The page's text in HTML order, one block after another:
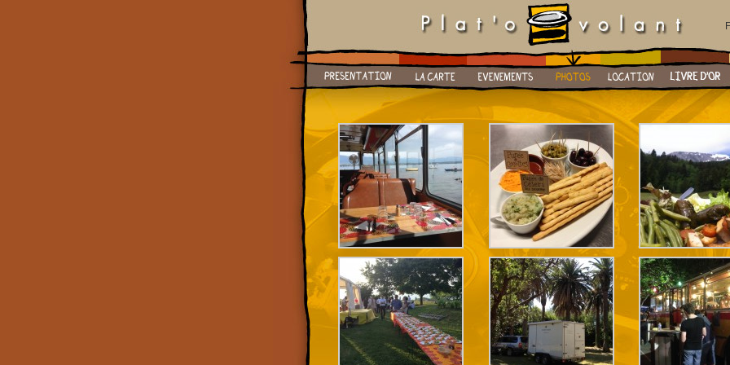
Evenements Photos Location Livre d’or Contact